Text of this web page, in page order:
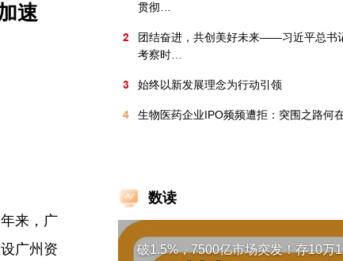
速
来，广
广州资
贯彻…
2
团结奋进，共创美好未来——习近平总书
考察时…
3 始终以新发展理念为行动引领
4 生物医药企业IPO频频遭拒：突围之路何
数读
破1.5%，7500亿市场突发！存10万